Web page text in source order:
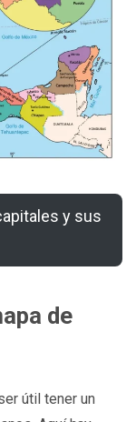
y sus
de
útil tener un